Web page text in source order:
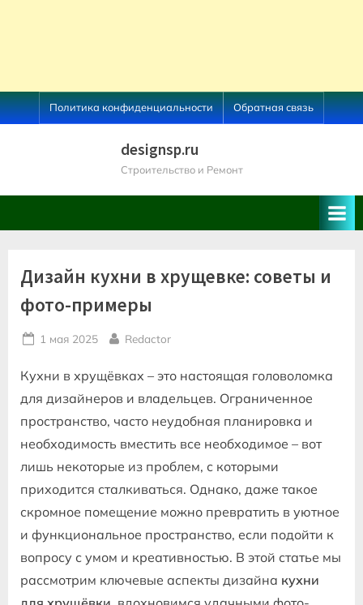
Skip
to
Политика конфиденциальности Обратная связь
designsp.ru
Строительство и Ремонт
Дизайн кухни в хрущевке: советы и
фото-примеры
Posted
1 мая 2025 By
Redactor
Кухни в хрущёвках – это настоящая головоломка
для дизайнеров и владельцев. Ограниченное
пространство‚ часто неудобная планировка и
необходимость вместить все необходимое – вот
лишь некоторые из проблем‚ с которыми
приходится сталкиваться. Однако‚ даже такое
скромное помещение можно превратить в уютное
и функциональное пространство‚ если подойти к
вопросу с умом и креативностью. В этой статье мы
рассмотрим ключевые аспекты дизайна кухни